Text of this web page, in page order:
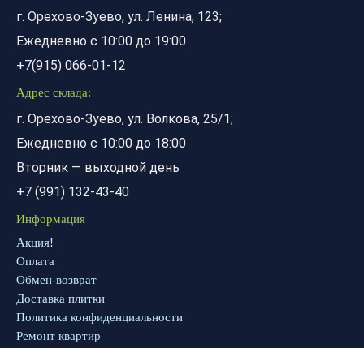
г. Орехово-Зуево, ул. Ленина, 123;
Ежедневно с 10:00 до 19:00
+7(915) 066-01-12
Адрес склада:
г. Орехово-Зуево, ул. Волкова, 25/1;
Ежедневно с 10:00 до 18:00
Вторник — выходной день
+7 (991) 132-43-40
Информация
Акция!
Оплата
Обмен-возврат
Доставка плитки
Политика конфиденциальности
Ремонт квартир